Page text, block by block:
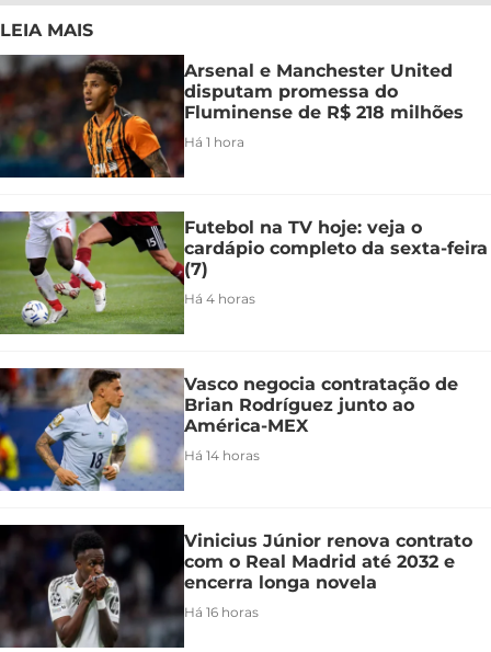
LEIA MAIS
Arsenal e Manchester United
disputam promessa do
Fluminense de R$ 218 milhões
Há 1 hora
Futebol na TV hoje: veja o
cardápio completo da sexta-feira
(7)
Há 4 horas
Vasco negocia contratação de
Brian Rodríguez junto ao
América-MEX
Há 14 horas
Vinicius Júnior renova contrato
com o Real Madrid até 2032 e
encerra longa novela
Há 16 horas